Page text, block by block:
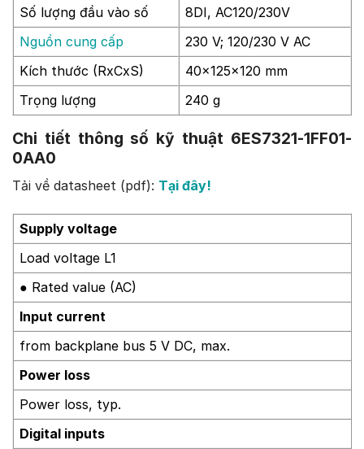
Số lượng đầu vào số
8DI, AC120/230V
Nguồn cung cấp
230 V; 120/230 V AC
Kích thước (RxCxS)
40x125x120 mm
Trọng lượng
240 g
Chi tiết thông số kỹ thuật 6ES7321-1FF01-
0AA0
Tải về datasheet (pdf): Tại đây!
Supply voltage
Load voltage L1
● Rated value (AC)
Input current
from backplane bus 5 V DC, max.
Power loss
Power loss, typ.
Digital inputs